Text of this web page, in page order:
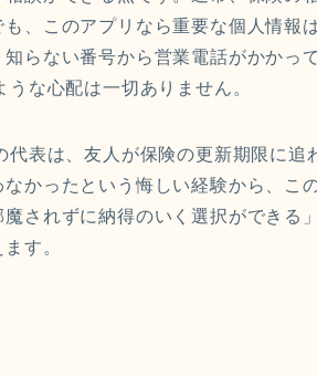
、このアプリなら重要な個人情報
知らない番号から営業電話がかか
な心配は一切ありません。
表は、友人が保険の更新期限に追
かったという悔しい経験から、こ
されずに納得のいく選択ができる
す。